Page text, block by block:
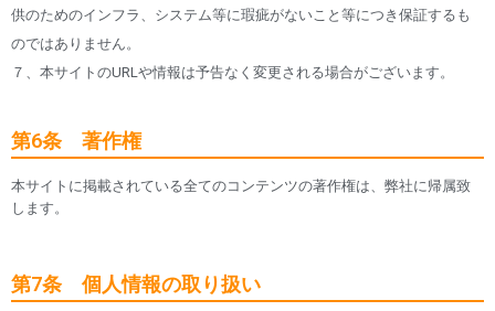
供のためのインフラ、システム等に瑕疵がないこと等につき保証するも
のではありません。
７、本サイトのURLや情報は予告なく変更される場合がございます。
第6条 著作権
本サイトに掲載されている全てのコンテンツの著作権は、弊社に帰属致
します。
第7条 個人情報の取り扱い